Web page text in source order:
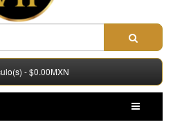
- $0.00MXN